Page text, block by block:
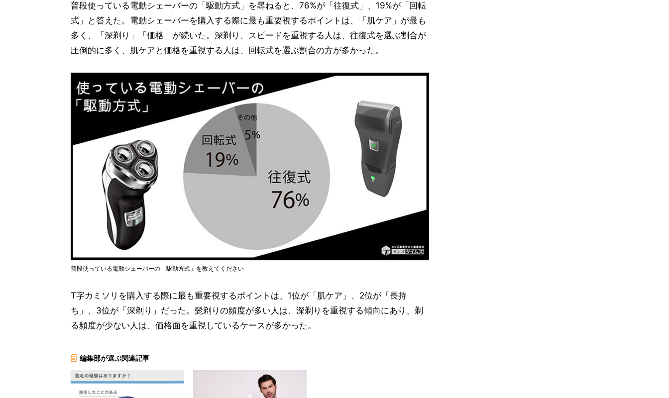
普段使っている電動シェーバーの「駆動方式」を尋ねると、76%が「往復式」、19%が「回転
式」と答えた。電動シェーバーを購入する際に最も重要視するポイントは、「肌ケア」が最も
多く、「深剃り」「価格」が続いた。深剃り、スピードを重視する人は、往復式を選ぶ割合が
圧倒的に多く、肌ケアと価格を重視する人は、回転式を選ぶ割合の方が多かった。
普段使っている電動シェーバーの「駆動方式」を教えてください
T字カミソリを購入する際に最も重要視するポイントは、1位が「肌ケア」、2位が「長持
ち」、3位が「深剃り」だった。髭剃りの頻度が多い人は、深剃りを重視する傾向にあり、剃
る頻度が少ない人は、価格面を重視しているケースが多かった。
編集部が選ぶ関連記事